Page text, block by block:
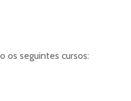
os seguintes cursos: